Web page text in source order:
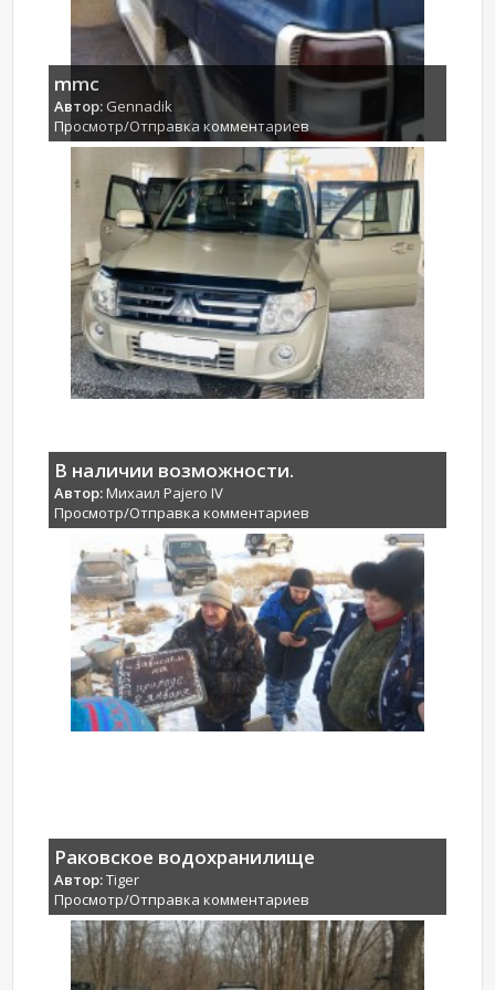
mmc
Автор:Gennadik
Просмотр/Отправка комментариев
В наличии возможности.
Автор:Михаил Pajero IV
Просмотр/Отправка комментариев
Раковское водохранилище
Автор:Tiger
Просмотр/Отправка комментариев